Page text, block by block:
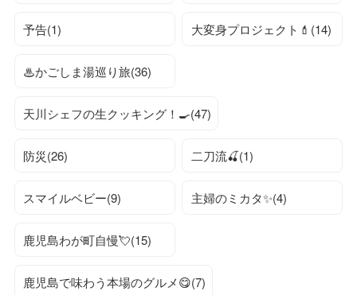
予告(1) 大変身プロジェクト💄(14)
♨かごしま湯巡り旅(36)
天川シェフの生クッキング！🍳(47)
防災(26) 二刀流🍒(1)
スマイルベビー(9) 主婦のミカタ✨(4)
鹿児島わが町自慢💘(15)
鹿児島で味わう本場のグルメ😋(7)